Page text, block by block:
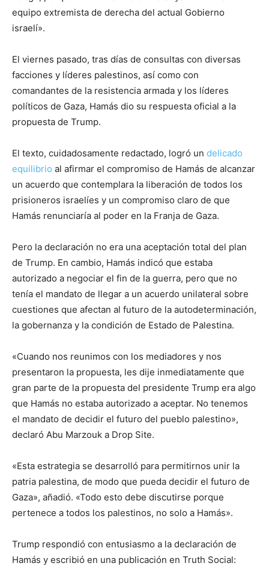
equipo extremista de derecha del actual Gobierno
israelí».
El viernes pasado, tras días de consultas con diversas
facciones y líderes palestinos, así como con
comandantes de la resistencia armada y los líderes
políticos de Gaza, Hamás dio su respuesta oficial a la
propuesta de Trump.
El texto, cuidadosamente redactado, logró un delicado
equilibrio al afirmar el compromiso de Hamás de alcanzar
un acuerdo que contemplara la liberación de todos los
prisioneros israelíes y un compromiso claro de que
Hamás renunciaría al poder en la Franja de Gaza.
Pero la declaración no era una aceptación total del plan
de Trump. En cambio, Hamás indicó que estaba
autorizado a negociar el fin de la guerra, pero que no
tenía el mandato de llegar a un acuerdo unilateral sobre
cuestiones que afectan al futuro de la autodeterminación,
la gobernanza y la condición de Estado de Palestina.
«Cuando nos reunimos con los mediadores y nos
presentaron la propuesta, les dije inmediatamente que
gran parte de la propuesta del presidente Trump era algo
que Hamás no estaba autorizado a aceptar. No tenemos
el mandato de decidir el futuro del pueblo palestino»,
declaró Abu Marzouk a Drop Site.
«Esta estrategia se desarrolló para permitirnos unir la
patria palestina, de modo que pueda decidir el futuro de
Gaza», añadió. «Todo esto debe discutirse porque
pertenece a todos los palestinos, no solo a Hamás».
Trump respondió con entusiasmo a la declaración de
Hamás y escribió en una publicación en Truth Social: